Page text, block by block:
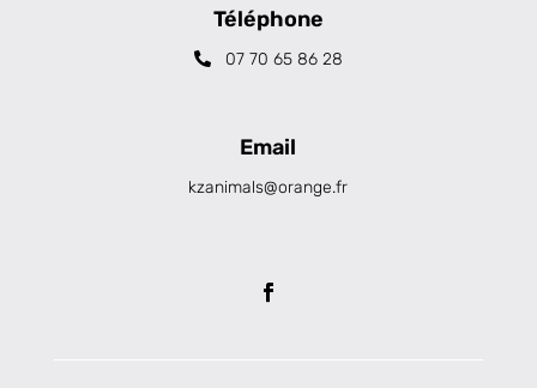
Téléphone
07 70 65 86 28
Email
kzanimals@orange.fr